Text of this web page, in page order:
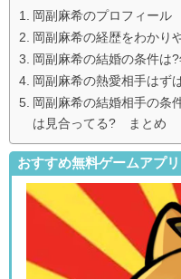
岡副麻希のプロフィール
岡副麻希の経歴をわかり
岡副麻希の結婚の条件は
岡副麻希の熱愛相手はず
岡副麻希の結婚相手の条
は見合ってる? まとめ
おすすめ無料ゲームアプリ